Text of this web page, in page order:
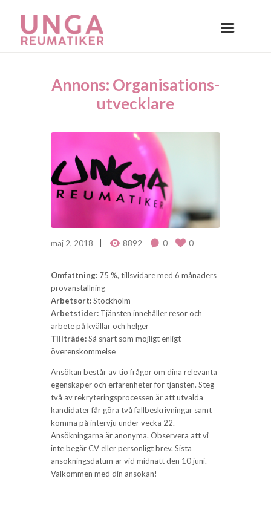
Annons: Organisations­
utvecklare
maj 2, 2018 8892 0 0
Omfattning: 75 %, tillsvidare med 6 månaders
provanställning
Arbetsort:Stockholm
Arbetstider: Tjänsten innehåller resor och
arbete på kvällar och helger
Tillträde:Så snart som möjligt enligt
överenskommelse
Ansökan består av tio frågor om dina relevanta
egenskaper och erfarenheter för tjänsten. Steg
två av rekryteringsprocessen är att utvalda
kandidater får göra två fallbeskrivningar samt
komma på intervju under vecka 22.
Ansökningarna är anonyma. Observera att vi
inte begär CV eller personligt brev. Sista
ansökningsdatum är vid midnatt den 10 juni.
Välkommen med din ansökan!